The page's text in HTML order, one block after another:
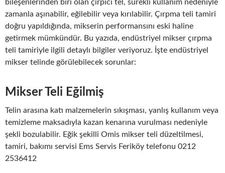
bileşenlerinden biri olan çırpıcı tel, sürekli kullanım nedeniyle
zamanla aşınabilir, eğilebilir veya kırılabilir. Çırpma teli tamiri
doğru yapıldığında, mikserin performansını eski haline
getirmek mümkündür. Bu yazıda, endüstriyel mikser çırpma
teli tamiriyle ilgili detaylı bilgiler veriyoruz. İşte endüstriyel
mikser telinde görülebilecek sorunlar:
Mikser Teli Eğilmiş
Telin arasına katı malzemelerin sıkışması, yanlış kullanım veya
temizleme maksadıyla kazan kenarına vurulması nedeniyle
şekli bozulabilir. Eğik şekilli Omis mikser teli düzeltilmesi,
tamiri, bakımı servisi Ems Servis Feriköy telefonu 0212
2536412